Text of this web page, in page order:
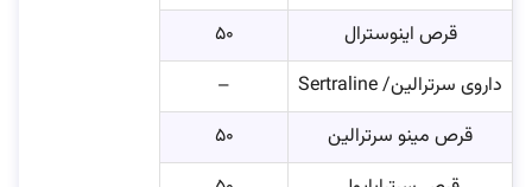
قرص اینوسترال
۵۰
داروی سرترالین/ Sertraline
–
قرص مینو سرترالین
۵۰